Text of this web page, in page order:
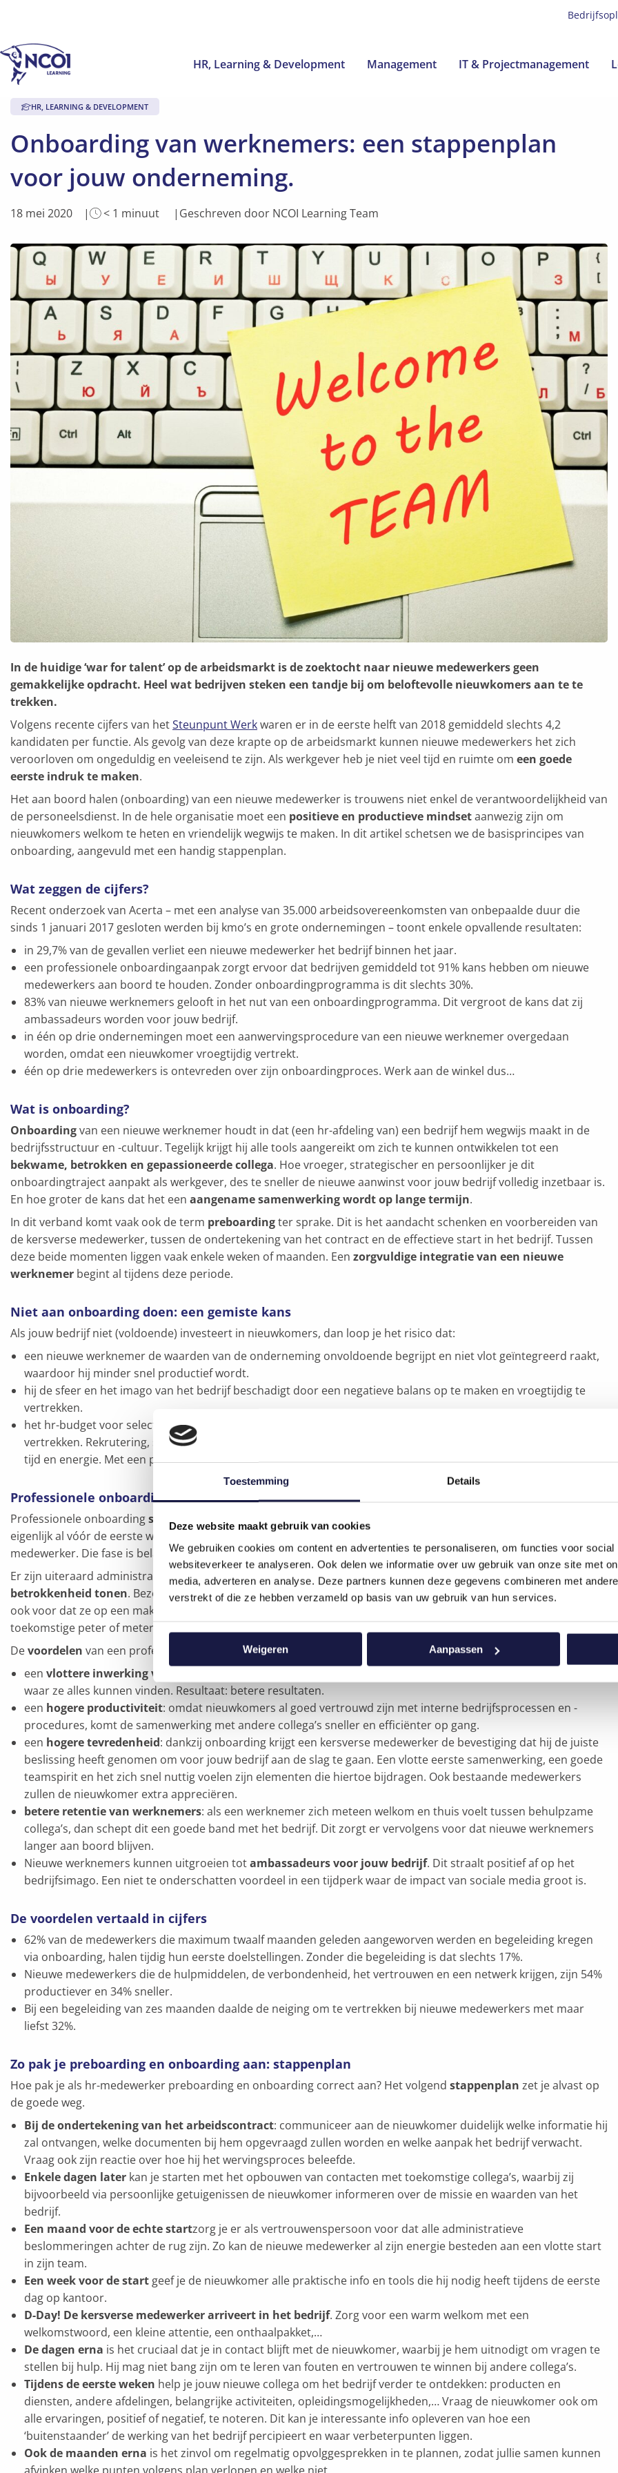
Toestemming Details
Deze website maakt gebruik van cookies
We gebruiken cookies om content en advertenties te personaliseren, om functies voor
websiteverkeer te analyseren. Ook delen we informatie over uw gebruik van onze site met
media, adverteren en analyse. Deze partners kunnen deze gegevens combineren met
verstrekt of die ze hebben verzameld op basis van uw gebruik van hun services.
Weigeren Aanpassen
HR, Learning & Development Management IT & Projectmanagement
Onboarding van werknemers: een stappenplan
voor jouw onderneming.
HR, LEARNING & DEVELOPMENT
18 mei 2020
Leestijd
artikel
is
< 1 minuut Geschreven door NCOI Learning Team
In de huidige ‘war for talent’ op de arbeidsmarkt is de zoektocht naar nieuwe medewerkers geen
gemakkelijke opdracht. Heel wat bedrijven steken een tandje bij om beloftevolle nieuwkomers aan te te
trekken.
Volgens recente cijfers van hetSteunpunt Werkwaren er in de eerste helft van 2018 gemiddeld slechts 4,2
kandidaten per functie. Als gevolg van deze krapte op de arbeidsmarkt kunnen nieuwe medewerkers het zich
veroorloven om ongeduldig en veeleisend te zijn. Als werkgever heb je niet veel tijd en ruimte om een goede
eerste indruk te maken.
Het aan boord halen (onboarding) van een nieuwe medewerker is trouwens niet enkel de verantwoordelijkheid van
de personeelsdienst. In de hele organisatie moet een positieve en productieve mindsetaanwezig zijn om
nieuwkomers welkom te heten en vriendelijk wegwijs te maken. In dit artikel schetsen we de basisprincipes van
onboarding, aangevuld met een handig stappenplan.
Wat zeggen de cijfers?
Recent onderzoek van Acerta – met een analyse van 35.000 arbeidsovereenkomsten van onbepaalde duur die
sinds 1 januari 2017 gesloten werden bij kmo’s en grote ondernemingen – toont enkele opvallende resultaten:
in 29,7% van de gevallen verliet een nieuwe medewerker het bedrijf binnen het jaar.
een professionele onboardingaanpak zorgt ervoor dat bedrijven gemiddeld tot 91% kans hebben om nieuwe
medewerkers aan boord te houden. Zonder onboardingprogramma is dit slechts 30%.
83% van nieuwe werknemers gelooft in het nut van een onboardingprogramma. Dit vergroot de kans dat zij
ambassadeurs worden voor jouw bedrijf.
in één op drie ondernemingen moet een aanwervingsprocedure van een nieuwe werknemer overgedaan
worden, omdat een nieuwkomer vroegtijdig vertrekt.
één op drie medewerkers is ontevreden over zijn onboardingproces. Werk aan de winkel dus…
Wat is onboarding?
Onboardingvan een nieuwe werknemer houdt in dat (een hr-afdeling van) een bedrijf hem wegwijs maakt in de
bedrijfsstructuur en -cultuur. Tegelijk krijgt hij alle tools aangereikt om zich te kunnen ontwikkelen tot een
bekwame, betrokken en gepassioneerde collega. Hoe vroeger, strategischer en persoonlijker je dit
onboardingtraject aanpakt als werkgever, des te sneller de nieuwe aanwinst voor jouw bedrijf volledig inzetbaar is.
En hoe groter de kans dat het een aangename samenwerking wordt op lange termijn.
In dit verband komt vaak ook de term preboardingter sprake. Dit is het aandacht schenken en voorbereiden van
de kersverse medewerker, tussen de ondertekening van het contract en de effectieve start in het bedrijf. Tussen
deze beide momenten liggen vaak enkele weken of maanden. Een zorgvuldige integratie van een nieuwe
werknemer begint al tijdens deze periode.
Niet aan onboarding doen: een gemiste kans
Als jouw bedrijf niet (voldoende) investeert in nieuwkomers, dan loop je het risico dat:
een nieuwe werknemer de waarden van de onderneming onvoldoende begrijpt en niet vlot geïntegreerd raakt,
waardoor hij minder snel productief wordt.
hij de sfeer en het imago van het bedrijf beschadigt door een negatieve balans op te maken en vroegtijdig te
vertrekken.
het hr-budget voor selectie en aanwerving ontspoort, omdat teveel nieuwkomers het bedrijf vroegtijdig
vertrekken. Rekrutering, screening van sollicitaties, gesprekken en contractonderhandelingen kosten veel geld,
tijd en energie. Met een professioneel onboardingprogramma renderen deze inspanningen beter.
Professionele onboarding loont
Professionele onboardingstelt mensen gerust en motiveert hen om te blijven
eigenlijk al vóór de eerste werkdag: zodra het arbeidscontract is ondertekend, begint de preboarding van de
medewerker. Die fase is belangrijk om de nieuwe relatie tussen individu en organisatie op te bouwen.
Er zijn uiteraard administratieve verplichtingen waar je niet onderuit kan, maar tegelijk kun je als organisatie ook
betrokkenheid tonen. Bezorg mensen in de aanloop naar hun eerste werkdag de nodige informatie. Maar zorg er
ook voor dat ze op een makkelijke manier contact kunnen opnemen met hun nieuwe leidinggevende, met hun
toekomstige peter of meter of met de hr-afdeling.
Devoordelen van een professioneel onboardingprogramma:
een vlottere inwerking van nieuwe medewerkers
waar ze alles kunnen vinden. Resultaat: betere resultaten.
een hogere productiviteit: omdat nieuwkomers al goed vertrouwd zijn met interne bedrijfsprocessen en -
procedures, komt de samenwerking met andere collega’s sneller en efficiënter op gang.
een hogere tevredenheid: dankzij onboarding krijgt een kersverse medewerker de bevestiging dat hij de juiste
beslissing heeft genomen om voor jouw bedrijf aan de slag te gaan. Een vlotte eerste samenwerking, een goede
teamspirit en het zich snel nuttig voelen zijn elementen die hiertoe bijdragen. Ook bestaande medewerkers
zullen de nieuwkomer extra appreciëren.
betere retentie van werknemers: als een werknemer zich meteen welkom en thuis voelt tussen behulpzame
collega’s, dan schept dit een goede band met het bedrijf. Dit zorgt er vervolgens voor dat nieuwe werknemers
langer aan boord blijven.
Nieuwe werknemers kunnen uitgroeien totambassadeurs voor jouw bedrijf. Dit straalt positief af op het
bedrijfsimago. Een niet te onderschatten voordeel in een tijdperk waar de impact van sociale media groot is.
De voordelen vertaald in cijfers
62% van de medewerkers die maximum twaalf maanden geleden aangeworven werden en begeleiding kregen
via onboarding, halen tijdig hun eerste doelstellingen. Zonder die begeleiding is dat slechts 17%.
Nieuwe medewerkers die de hulpmiddelen, de verbondenheid, het vertrouwen en een netwerk krijgen, zijn 54%
productiever en 34% sneller.
Bij een begeleiding van zes maanden daalde de neiging om te vertrekken bij nieuwe medewerkers met maar
liefst 32%.
Zo pak je preboarding en onboarding aan: stappenplan
Hoe pak je als hr-medewerker preboarding en onboarding correct aan? Het volgend stappenplan zet je alvast op
de goede weg.
Bij de ondertekening van het arbeidscontract: communiceer aan de nieuwkomer duidelijk welke informatie hij
zal ontvangen, welke documenten bij hem opgevraagd zullen worden en welke aanpak het bedrijf verwacht.
Vraag ook zijn reactie over hoe hij het wervingsproces beleefde.
Enkele dagen later kan je starten met het opbouwen van contacten met toekomstige collega’s, waarbij zij
bijvoorbeeld via persoonlijke getuigenissen de nieuwkomer informeren over de missie en waarden van het
bedrijf.
Een maand voor de echte startzorg je er als vertrouwenspersoon voor dat alle administratieve
beslommeringen achter de rug zijn. Zo kan de nieuwe medewerker al zijn energie besteden aan een vlotte start
in zijn team.
Een week voor de start geef je de nieuwkomer alle praktische info en tools die hij nodig heeft tijdens de eerste
dag op kantoor.
D-Day! De kersverse medewerker arriveert in het bedrijf. Zorg voor een warm welkom met een
welkomstwoord, een kleine attentie, een onthaalpakket,…
De dagen erna is het cruciaal dat je in contact blijft met de nieuwkomer, waarbij je hem uitnodigt om vragen te
stellen bij hulp. Hij mag niet bang zijn om te leren van fouten en vertrouwen te winnen bij andere collega’s.
Tijdens de eerste weken help je jouw nieuwe collega om het bedrijf verder te ontdekken: producten en
diensten, andere afdelingen, belangrijke activiteiten, opleidingsmogelijkheden,… Vraag de nieuwkomer ook om
alle ervaringen, positief of negatief, te noteren. Dit kan je interessante info opleveren van hoe een
‘buitenstaander’ de werking van het bedrijf percipieert en waar verbeterpunten liggen.
Ook de maanden erna is het zinvol om regelmatig opvolggesprekken in te plannen, zodat jullie samen kunnen